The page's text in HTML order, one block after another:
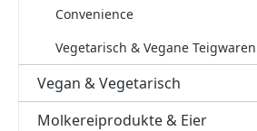
Convenience
Vegetarisch & Vegane Teigwaren
Vegan & Vegetarisch
Molkereiprodukte & Eier